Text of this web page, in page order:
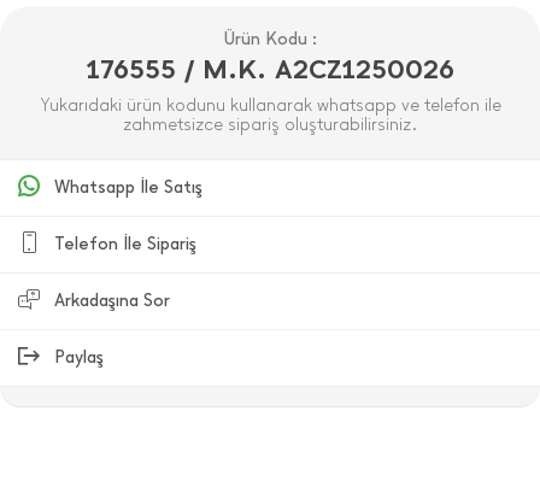
Ürün Kodu :
176555 / M.K. A2CZ1250026
Yukarıdaki ürün kodunu kullanarak whatsapp ve telefon ile
zahmetsizce sipariş oluşturabilirsiniz.
Whatsapp İle Satış
Telefon İle Sipariş
Arkadaşına Sor
Paylaş